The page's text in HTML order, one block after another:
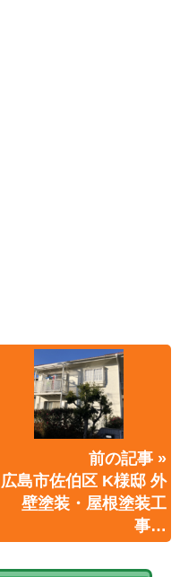
前の記事 »
広島市佐伯区 K様邸 外
壁塗装・屋根塗装工
事…